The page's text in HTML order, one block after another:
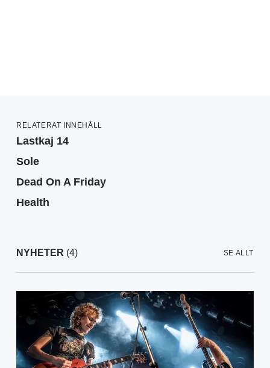
RELATERAT INNEHÅLL
Lastkaj 14
Sole
Dead On A Friday
Health
NYHETER (4) SE ALLT